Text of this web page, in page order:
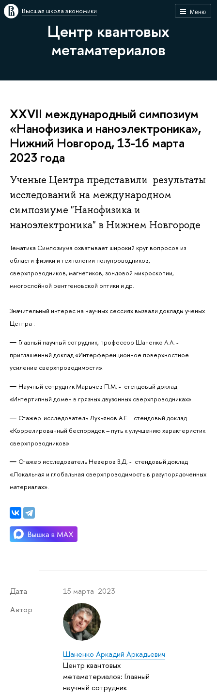
Меню
Высшая школа экономики
Центр квантовых
метаматериалов
XXVII международный симпозиум
«Нанофизика и наноэлектроника»,
Нижний Новгород, 13-16 марта
2023 года
Ученые Центра представили результаты
исследований на международном
симпозиуме "Нанофизика и
наноэлектроника" в Нижнем Новгороде
Тематика Симпозиума охватывает широкий круг вопросов из
области физики и технологии полупроводников,
сверхпроводников, магнетиков, зондовой микроскопии,
многослойной рентгеновской оптики и др.
Значительный интерес на научных сессиях вызвали доклады ученых
Центра :
Главный научный сотрудник, профессор Шаненко А.А. -
приглашенный доклад «Интерференционное поверхностное
усиление сверхпроводимости».
Научный сотрудник Марычев П.М. - стендовый доклад
«Интертипный домен в грязных двузонных сверхпроводниках».
Стажер-исследователь Лукьянов А.Е. - стендовый доклад
«Коррелированный беспорядок – путь к улучшению характеристик
сверхпроводников».
Стажер исследователь Неверов В.Д. - стендовый доклад
«Локальная и глобальная сверхпроводимость в разупорядоченных
материалах».
Дата 15 марта 2023
Автор
Шаненко Аркадий Аркадьевич
Центр квантовых
метаматериалов: Главный
научный сотрудник